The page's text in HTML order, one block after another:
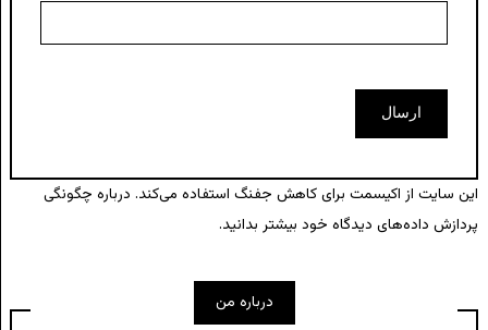
این سایت از اکیسمت برای کاهش جفنگ استفاده می‌کند. درباره چگونگی
پردازش داده‌های دیدگاه خود بیشتر بدانید.
درباره من